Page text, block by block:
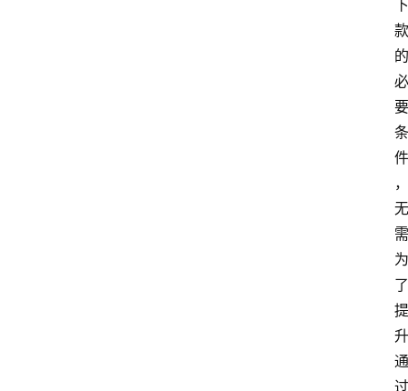
下
款
的
必
要
条
件
，
无
需
为
了
提
升
通
过